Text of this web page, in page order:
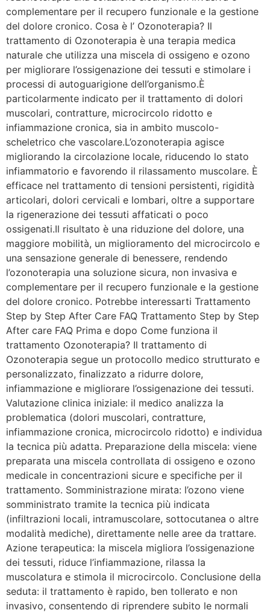
complementare per il recupero funzionale e la gestione
del dolore cronico. Cosa è l’ Ozonoterapia? Il
trattamento di Ozonoterapia è una terapia medica
naturale che utilizza una miscela di ossigeno e ozono
per migliorare l’ossigenazione dei tessuti e stimolare i
processi di autoguarigione dell’organismo.È
particolarmente indicato per il trattamento di dolori
muscolari, contratture, microcircolo ridotto e
infiammazione cronica, sia in ambito muscolo-
scheletrico che vascolare.L’ozonoterapia agisce
migliorando la circolazione locale, riducendo lo stato
infiammatorio e favorendo il rilassamento muscolare. È
efficace nel trattamento di tensioni persistenti, rigidità
articolari, dolori cervicali e lombari, oltre a supportare
la rigenerazione dei tessuti affaticati o poco
ossigenati.Il risultato è una riduzione del dolore, una
maggiore mobilità, un miglioramento del microcircolo e
una sensazione generale di benessere, rendendo
l’ozonoterapia una soluzione sicura, non invasiva e
complementare per il recupero funzionale e la gestione
del dolore cronico. Potrebbe interessarti Trattamento
Step by Step After Care FAQ Trattamento Step by Step
After care FAQ Prima e dopo Come funziona il
trattamento Ozonoterapia? Il trattamento di
Ozonoterapia segue un protocollo medico strutturato e
personalizzato, finalizzato a ridurre dolore,
infiammazione e migliorare l’ossigenazione dei tessuti.
Valutazione clinica iniziale: il medico analizza la
problematica (dolori muscolari, contratture,
infiammazione cronica, microcircolo ridotto) e individua
la tecnica più adatta. Preparazione della miscela: viene
preparata una miscela controllata di ossigeno e ozono
medicale in concentrazioni sicure e specifiche per il
trattamento. Somministrazione mirata: l’ozono viene
somministrato tramite la tecnica più indicata
(infiltrazioni locali, intramuscolare, sottocutanea o altre
modalità mediche), direttamente nelle aree da trattare.
Azione terapeutica: la miscela migliora l’ossigenazione
dei tessuti, riduce l’infiammazione, rilassa la
muscolatura e stimola il microcircolo. Conclusione della
seduta: il trattamento è rapido, ben tollerato e non
invasivo, consentendo di riprendere subito le normali